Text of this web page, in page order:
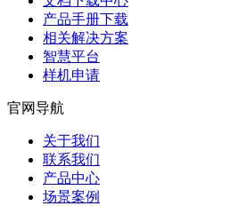
产品手册下载
相关解决方案
智慧平台
样机申请
官网导航
关于我们
联系我们
产品中心
场景案例